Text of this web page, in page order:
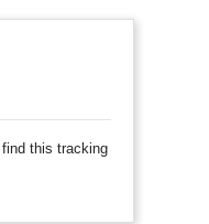
this tracking